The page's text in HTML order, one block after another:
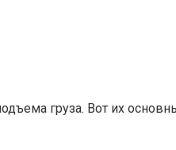
груза. Вот их